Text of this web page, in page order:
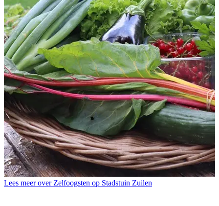
Lees meer over Zelfoogsten op Stadstuin Zuilen